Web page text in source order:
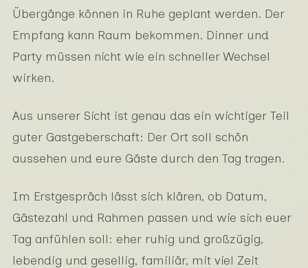
Übergänge können in Ruhe geplant werden. Der
Empfang kann Raum bekommen. Dinner und
Party müssen nicht wie ein schneller Wechsel
wirken.
Aus unserer Sicht ist genau das ein wichtiger Teil
guter Gastgeberschaft: Der Ort soll schön
aussehen und eure Gäste durch den Tag tragen.
Im Erstgespräch lässt sich klären, ob Datum,
Gästezahl und Rahmen passen und wie sich euer
Tag anfühlen soll: eher ruhig und großzügig,
lebendig und gesellig, familiär, mit viel Zeit